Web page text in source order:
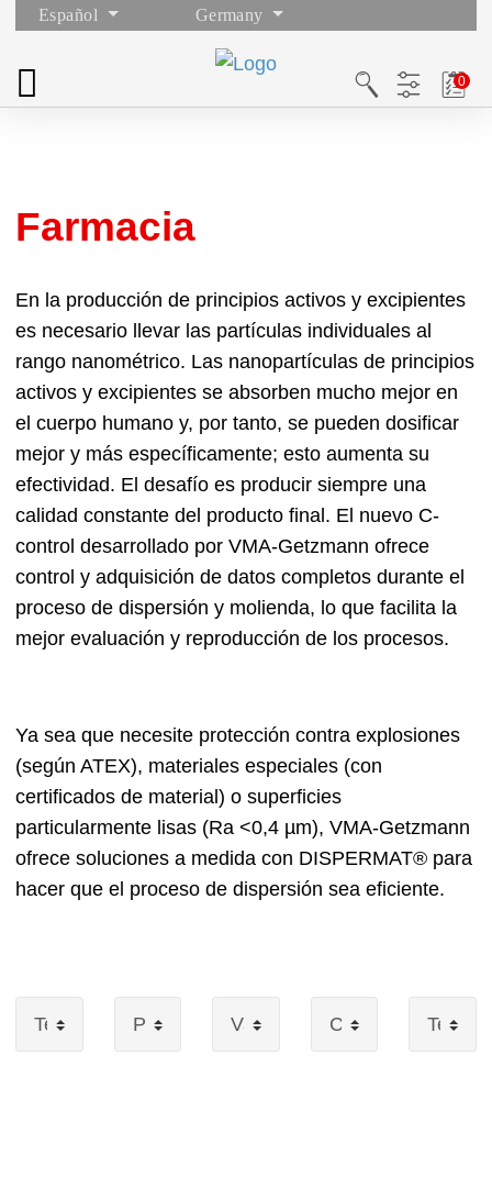
Español Germany
Farmacia
En la producción de principios activos y excipientes
es necesario llevar las partículas individuales al
rango nanométrico. Las nanopartículas de principios
activos y excipientes se absorben mucho mejor en
el cuerpo humano y, por tanto, se pueden dosificar
mejor y más específicamente; esto aumenta su
efectividad. El desafío es producir siempre una
calidad constante del producto final. El nuevo C-
control desarrollado por VMA-Getzmann ofrece
control y adquisición de datos completos durante el
proceso de dispersión y molienda, lo que facilita la
mejor evaluación y reproducción de los procesos.
Ya sea que necesite protección contra explosiones
(según ATEX), materiales especiales (con
certificados de material) o superficies
particularmente lisas (Ra <0,4 µm), VMA-Getzmann
ofrece soluciones a medida con DISPERMAT® para
hacer que el proceso de dispersión sea eficiente.